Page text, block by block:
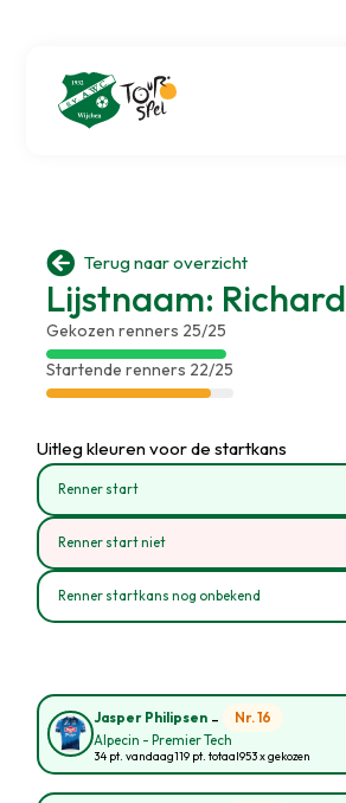
 Terug naar overzicht
Lijstnaam: Richard
Gekozen renners 25/25
Startende renners 22/25
Uitleg kleuren voor de startkans
Renner start
Renner start niet
Renner startkans nog onbekend
Jasper Philipsen - Nr. 16
Alpecin - Premier Tech
34 pt. vandaag119 pt. totaal953 x gekozen